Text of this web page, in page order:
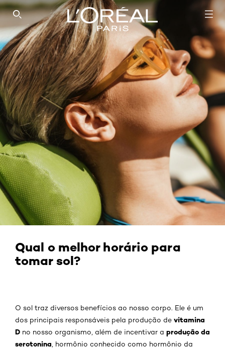
SEARCH THIS SITE
Qual o melhor horário para
tomar sol?
O sol traz diversos benefícios ao nosso corpo. Ele é um
dos principais responsáveis pela produção de vitamina
D no nosso organismo, além de incentivar a produção da
serotonina , hormônio conhecido como hormônio da